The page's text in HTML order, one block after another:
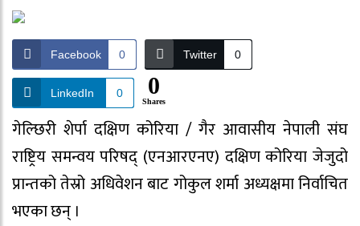
Facebook 0 Twitter 0
LinkedIn 0 0
Shares
गेल्छिरी शेर्पा दक्षिण कोरिया / गैर आवासीय नेपाली संघ
राष्ट्रिय समन्वय परिषद् (एनआरएनए) दक्षिण कोरिया जेजुदो
प्रान्तको तेस्रो अधिवेशन बाट गोकुल शर्मा अध्यक्षमा निर्वाचित
भएका छन् ।